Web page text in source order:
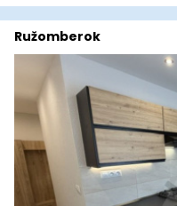
Ružomberok